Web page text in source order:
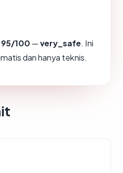
95/100 —very_safe. Ini
dan hanya teknis.